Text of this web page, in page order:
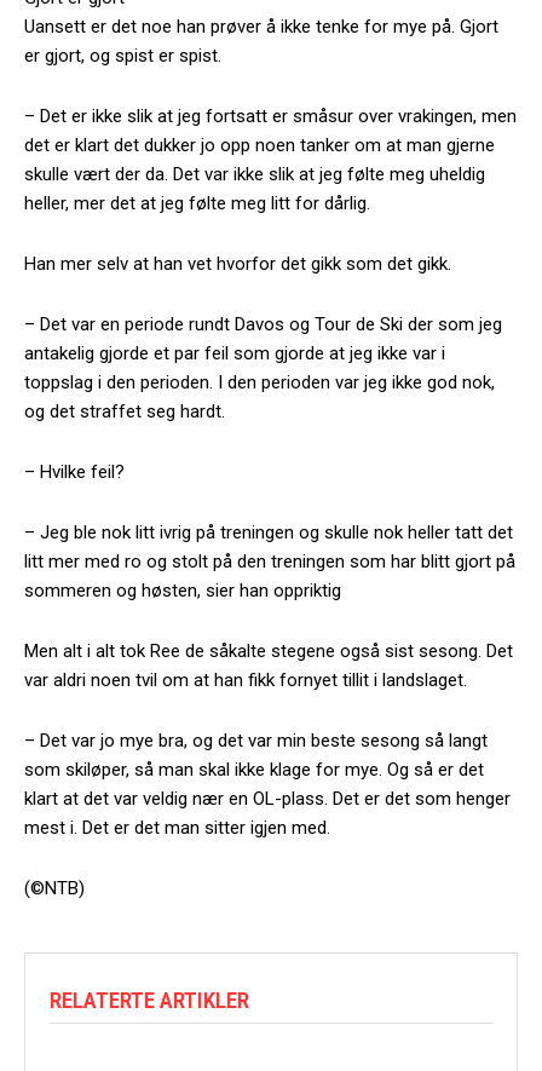
Uansett er det noe han prøver å ikke tenke for mye på. Gjort
er gjort, og spist er spist.
– Det er ikke slik at jeg fortsatt er småsur over vrakingen, men
det er klart det dukker jo opp noen tanker om at man gjerne
skulle vært der da. Det var ikke slik at jeg følte meg uheldig
heller, mer det at jeg følte meg litt for dårlig.
Han mer selv at han vet hvorfor det gikk som det gikk.
– Det var en periode rundt Davos og Tour de Ski der som jeg
antakelig gjorde et par feil som gjorde at jeg ikke var i
toppslag i den perioden. I den perioden var jeg ikke god nok,
og det straffet seg hardt.
– Hvilke feil?
– Jeg ble nok litt ivrig på treningen og skulle nok heller tatt det
litt mer med ro og stolt på den treningen som har blitt gjort på
sommeren og høsten, sier han oppriktig
Men alt i alt tok Ree de såkalte stegene også sist sesong. Det
var aldri noen tvil om at han fikk fornyet tillit i landslaget.
– Det var jo mye bra, og det var min beste sesong så langt
som skiløper, så man skal ikke klage for mye. Og så er det
klart at det var veldig nær en OL-plass. Det er det som henger
mest i. Det er det man sitter igjen med.
(©NTB)
RELATERTE ARTIKLER